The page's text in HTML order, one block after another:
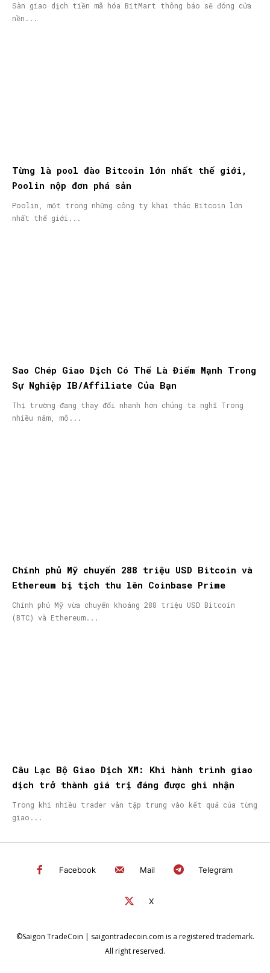
Sàn giao dịch tiền mã hóa BitMart thông báo sẽ đóng cửa
nền...
Từng là pool đào Bitcoin lớn nhất thế giới,
Poolin nộp đơn phá sản
Poolin, một trong những công ty khai thác Bitcoin lớn
nhất thế giới...
Sao Chép Giao Dịch Có Thể Là Điểm Mạnh Trong
Sự Nghiệp IB/Affiliate Của Bạn
Thị trường đang thay đổi nhanh hơn chúng ta nghĩ Trong
nhiều năm, mô...
Chính phủ Mỹ chuyển 288 triệu USD Bitcoin và
Ethereum bị tịch thu lên Coinbase Prime
Chính phủ Mỹ vừa chuyển khoảng 288 triệu USD Bitcoin
(BTC) và Ethereum...
Câu Lạc Bộ Giao Dịch XM: Khi hành trình giao
dịch trở thành giá trị đáng được ghi nhận
Trong khi nhiều trader vẫn tập trung vào kết quả của từng
giao...
Facebook Mail Telegram
X
©Saigon TradeCoin | saigontradecoin.com is a registered trademark.
All right reserved.